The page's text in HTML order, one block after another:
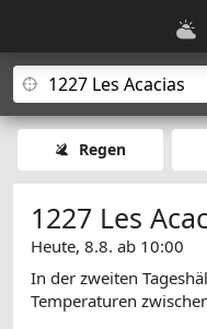
Regen
1227 Les
Heute, 8.8. ab 10:00
In der zweiten
Temperaturen